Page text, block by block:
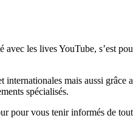
les lives YouTube, s’est
mais aussi
spécialisés.
pour vous tenir informés de